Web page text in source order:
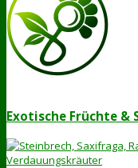
Exotische Früchte &